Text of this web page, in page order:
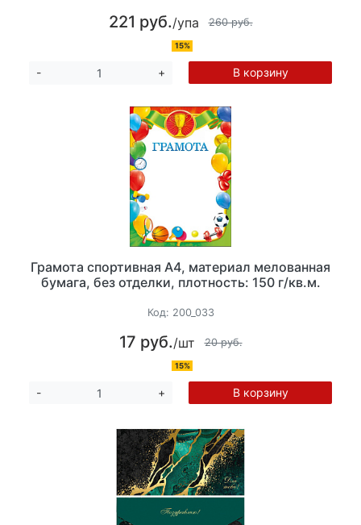
221 руб./упа 260 руб.
15%
- + В корзину
Грамота спортивная А4, материал мелованная
бумага, без отделки, плотность: 150 г/кв.м.
Код: 200_033
17 руб./шт 20 руб.
15%
- + В корзину